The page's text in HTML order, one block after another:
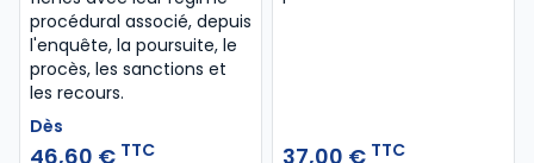
procédural associé, depuis
l'enquête, la poursuite, le
procès, les sanctions et
les recours.
Dès
46,60 € TTC 37,00 € TTC